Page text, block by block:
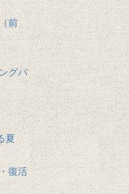
前
グパ
夏
復活